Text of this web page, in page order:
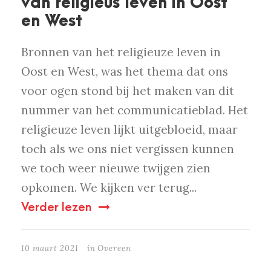
en West
Bronnen van het religieuze leven in
Oost en West, was het thema dat ons
voor ogen stond bij het maken van dit
nummer van het communicatieblad. Het
religieuze leven lijkt uitgebloeid, maar
toch als we ons niet vergissen kunnen
we toch weer nieuwe twijgen zien
opkomen. We kijken ver terug...
Verder lezen
10 maart 2021 in Overeen